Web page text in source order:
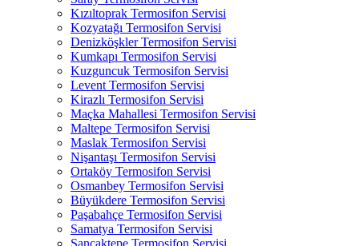
Kızıltoprak Termosifon Servisi
Kozyatağı Termosifon Servisi
Denizköşkler Termosifon Servisi
Kumkapı Termosifon Servisi
Kuzguncuk Termosifon Servisi
Levent Termosifon Servisi
Kirazlı Termosifon Servisi
Maçka Mahallesi Termosifon Servisi
Maltepe Termosifon Servisi
Maslak Termosifon Servisi
Nişantaşı Termosifon Servisi
Ortaköy Termosifon Servisi
Osmanbey Termosifon Servisi
Büyükdere Termosifon Servisi
Paşabahçe Termosifon Servisi
Samatya Termosifon Servisi
Sancaktepe Termosifon Servisi